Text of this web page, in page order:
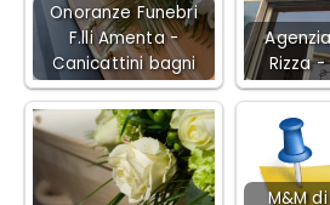
Onoranze Funebri
F.lli Amenta -
Canicattini bagni
Rizza
M&M